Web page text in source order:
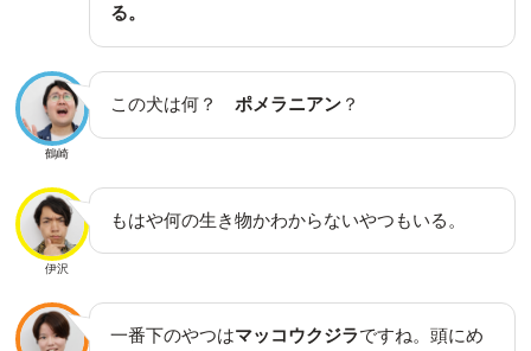
る。
鶴崎
この犬は何？ポメラニアン ？
伊沢
もはや何の生き物かわからないやつもいる。
一番下のやつはマッコウクジラですね。頭にめ